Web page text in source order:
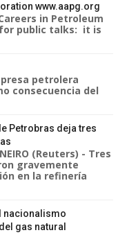
www.aapg.org
in Petroleum
public talks: it is
petrolera
consecuencia del
Petrobras deja tres
(Reuters) - Tres
gravemente
en la refinería
nacionalismo
gas natural